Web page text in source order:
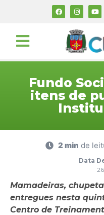
Fundo
itens de
2 min de
Data
Mamadeiras,
entregues nesta
Centro de